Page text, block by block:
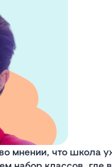
мнении, что школа